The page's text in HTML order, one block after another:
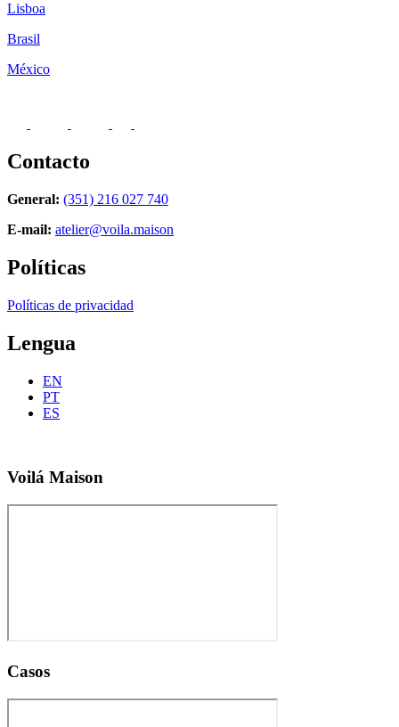
Lisboa
Brasil
México
Contacto
General: (351) 216 027 740
E-mail: atelier@voila.maison
Políticas
Políticas de privacidad
Lengua
EN
PT
ES
Voilá Maison
Casos